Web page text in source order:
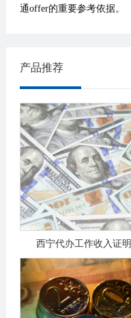
通offer的重要参考依据。
产品推荐
西宁代办工作收入证明